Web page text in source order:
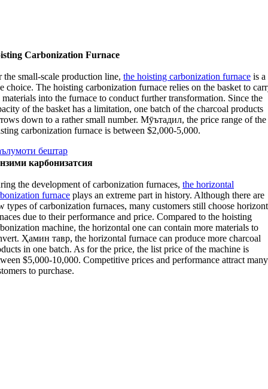
Carbonization Furnace
the small-scale production line,the hoisting carbonization furnace is a
choice.The hoisting carbonization furnace relies on the basket to
materials into the furnace to conduct further transformation. Since the
of the basket has a limitation,one batch of the charcoal products
down to a rather small number. Мӯътадил,the price range of the
carbonization furnace is between $2,000-5,000.
бештар
карбонизатсия
the development of carbonization furnaces,the horizontal
furnace plays an extreme part in history. Although there are
types of carbonization furnaces,many customers still choose
due to their performance and price.Compared to the hoisting
machine,the horizontal one can contain more materials to
. Ҳамин тавр,the horizontal furnace can produce more charcoal
in one batch. As for the price,the list price of the machine is
$5,000-10,000.Competitive prices and performance attract many
to purchase.